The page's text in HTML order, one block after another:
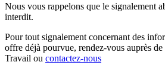
Nous vous rappelons que le signalement
interdit.
Pour tout signalement concernant des
offre déjà pourvue, rendez-vous auprès
Travail ou contactez-nous